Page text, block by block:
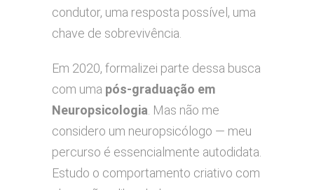
condutor, uma resposta possível, uma
chave de sobrevivência.
Em 2020, formalizei parte dessa busca
com uma pós-graduação em
Neuropsicologia. Mas não me
considero um neuropsicólogo — meu
percurso é essencialmente autodidata.
Estudo o comportamento criativo com